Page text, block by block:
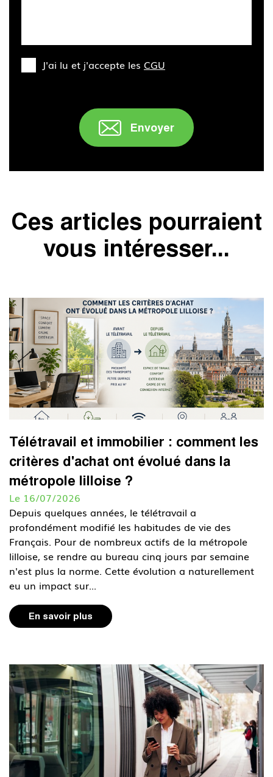
J'ai lu et j'accepte les CGU
Envoyer
Ces articles pourraient
vous intéresser...
Télétravail et immobilier : comment les
critères d'achat ont évolué dans la
métropole lilloise ?
Le 16/07/2026
Depuis quelques années, le télétravail a
profondément modifié les habitudes de vie des
Français. Pour de nombreux actifs de la métropole
lilloise, se rendre au bureau cinq jours par semaine
n'est plus la norme. Cette évolution a naturellement
eu un impact sur...
En savoir plus